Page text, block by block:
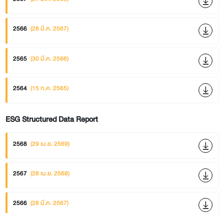
2566 (28 มี.ค. 2567)
2565 (30 มี.ค. 2566)
2564 (15 ก.ค. 2565)
ESG Structured Data Report
2568 (29 เม.ย. 2569)
2567 (28 เม.ย. 2568)
2566 (28 มี.ค. 2567)